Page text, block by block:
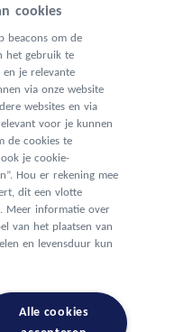
2610 Wilrijk
voorbehouden.
cookies
beacons om de
het gebruik te
je relevante
via onze website
websites en via
voor je kunnen
de cookies te
je cookie-
Hou er rekening mee
dit een vlotte
Meer informatie over
van het plaatsen van
en levensduur kun
Alle cookies